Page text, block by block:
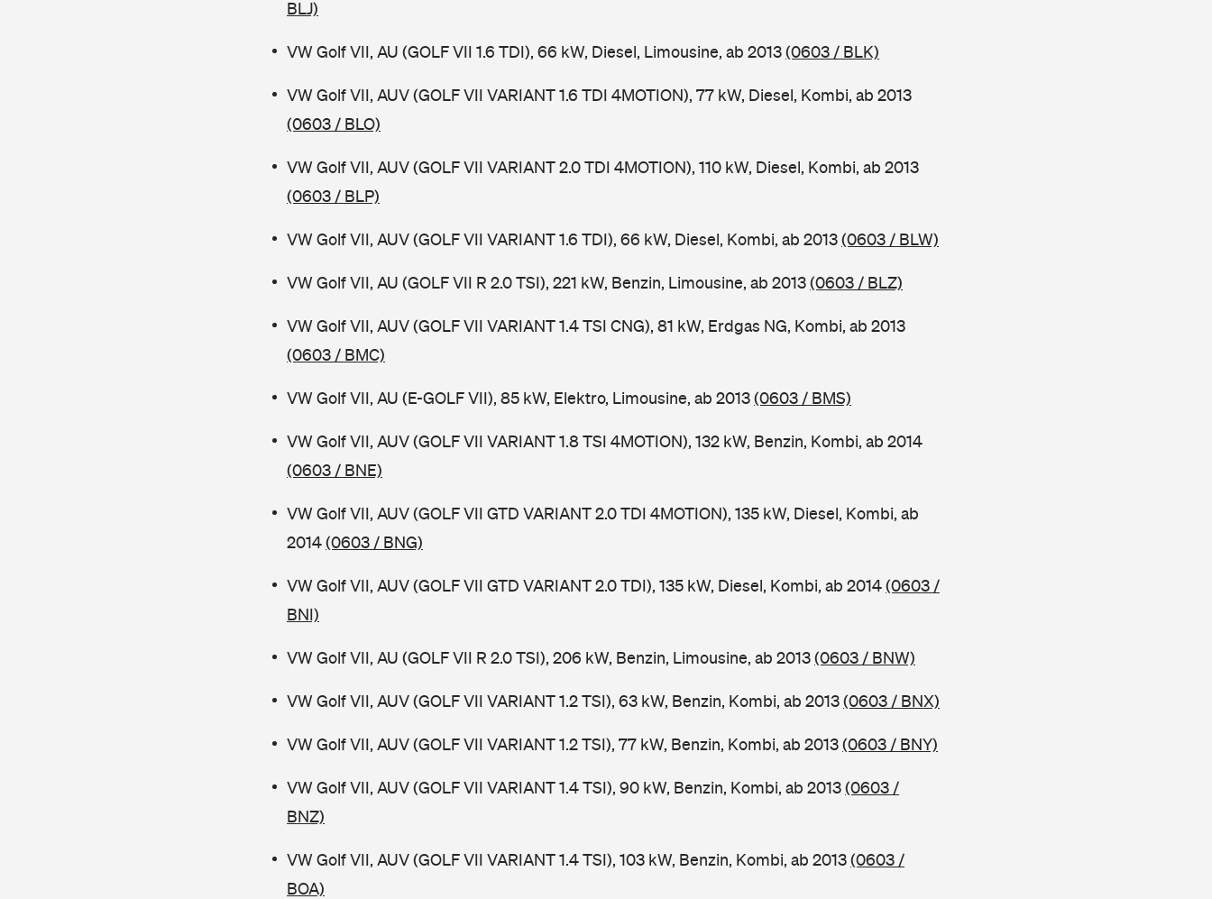
BLJ)
VW Golf VII, AU (GOLF VII 1.6 TDI), 66 kW, Diesel, Limousine, ab 2013(0603 / BLK)
VW Golf VII, AUV (GOLF VII VARIANT 1.6 TDI 4MOTION), 77 kW, Diesel, Kombi, ab 2013
(0603 / BLO)
VW Golf VII, AUV (GOLF VII VARIANT 2.0 TDI 4MOTION), 110 kW, Diesel, Kombi, ab 2013
(0603 / BLP)
VW Golf VII, AUV (GOLF VII VARIANT 1.6 TDI), 66 kW, Diesel, Kombi, ab 2013(0603 / BLW)
VW Golf VII, AU (GOLF VII R 2.0 TSI), 221 kW, Benzin, Limousine, ab 2013(0603 / BLZ)
VW Golf VII, AUV (GOLF VII VARIANT 1.4 TSI CNG), 81 kW, Erdgas NG, Kombi, ab 2013
(0603 / BMC)
VW Golf VII, AU (E-GOLF VII), 85 kW, Elektro, Limousine, ab 2013(0603 / BMS)
VW Golf VII, AUV (GOLF VII VARIANT 1.8 TSI 4MOTION), 132 kW, Benzin, Kombi, ab 2014
(0603 / BNE)
VW Golf VII, AUV (GOLF VII GTD VARIANT 2.0 TDI 4MOTION), 135 kW, Diesel, Kombi, ab
2014(0603 / BNG)
VW Golf VII, AUV (GOLF VII GTD VARIANT 2.0 TDI), 135 kW, Diesel, Kombi, ab 2014(0603 /
BNI)
VW Golf VII, AU (GOLF VII R 2.0 TSI), 206 kW, Benzin, Limousine, ab 2013(0603 / BNW)
VW Golf VII, AUV (GOLF VII VARIANT 1.2 TSI), 63 kW, Benzin, Kombi, ab 2013(0603 / BNX)
VW Golf VII, AUV (GOLF VII VARIANT 1.2 TSI), 77 kW, Benzin, Kombi, ab 2013(0603 / BNY)
VW Golf VII, AUV (GOLF VII VARIANT 1.4 TSI), 90 kW, Benzin, Kombi, ab 2013(0603 /
BNZ)
VW Golf VII, AUV (GOLF VII VARIANT 1.4 TSI), 103 kW, Benzin, Kombi, ab 2013(0603 /
BOA)